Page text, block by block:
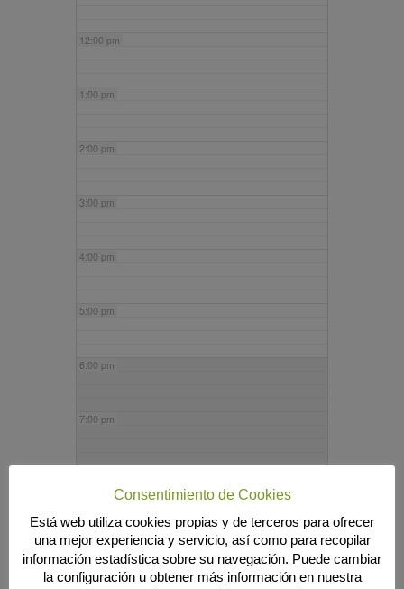
12:00 pm
1:00 pm
2:00 pm
3:00 pm
4:00 pm
5:00 pm
6:00 pm
7:00 pm
9:00 pm
10:00 pm
Consentimiento de Cookies
Está web utiliza cookies propias y de terceros para ofrecer
una mejor experiencia y servicio, así como para recopilar
información estadística sobre su navegación. Puede cambiar
la configuración u obtener más información en nuestra